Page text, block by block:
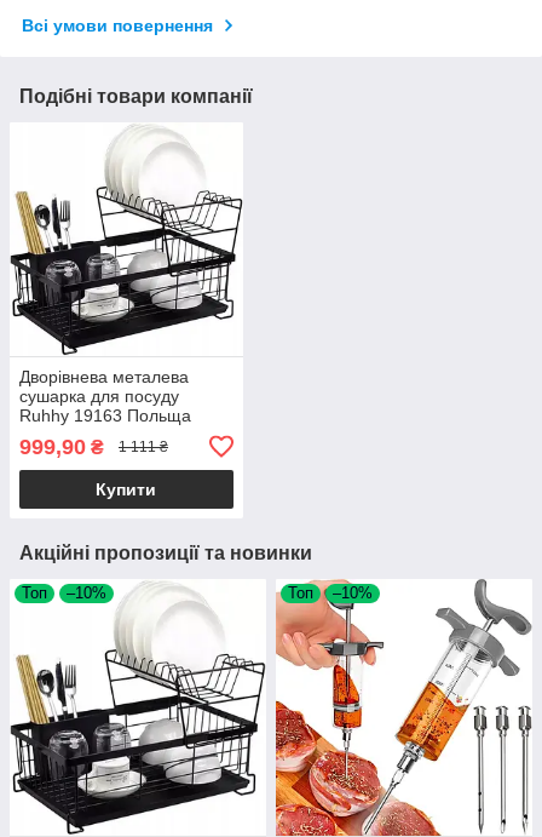
Всі умови повернення
Подібні товари компанії
Дворівнева металева
сушарка для посуду
Ruhhy 19163 Польща
999,90 ₴ 1 111 ₴
Купити
Акційні пропозиції та новинки
Топ –10% Топ –10%